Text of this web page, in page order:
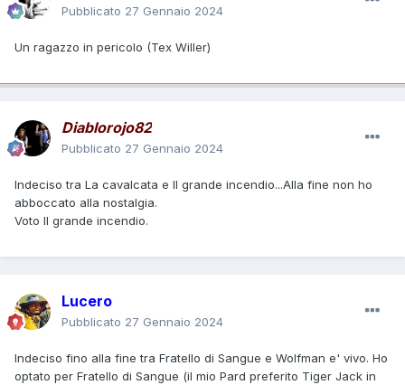
Pubblicato 27 Gennaio 2024
Un ragazzo in pericolo (Tex Willer)
Diablorojo82
Pubblicato 27 Gennaio 2024
Indeciso tra La cavalcata e Il grande incendio...Alla fine non ho
abboccato alla nostalgia.
Voto Il grande incendio.
Lucero
Pubblicato 27 Gennaio 2024
Indeciso fino alla fine tra Fratello di Sangue e Wolfman e' vivo. Ho
optato per Fratello di Sangue (il mio Pard preferito Tiger Jack in